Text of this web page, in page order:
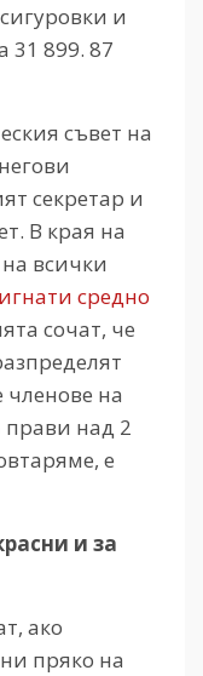
и
31 899. 87
съвет на
секретар и
В края на
всички
средно
сочат, че
на
прави над 2
е
и за
ако
пряко на